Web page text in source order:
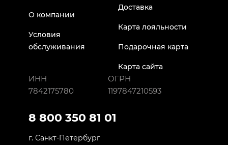
О компании
Условия
обслуживания
Доставка
Карта лояльности
Подарочная карта
Карта сайта
ИНН
7842175780
ОГРН
1197847210593
8 800 350 81 01
г. Санкт-Петербург